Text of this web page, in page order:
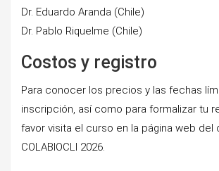
Dr. Eduardo Aranda (Chile)
Dr. Pablo Riquelme (Chile)
Costos y registro
Para conocer los precios y las fechas
inscripción, así como para formalizar tu
favor visita el curso en la página web del
COLABIOCLI 2026.